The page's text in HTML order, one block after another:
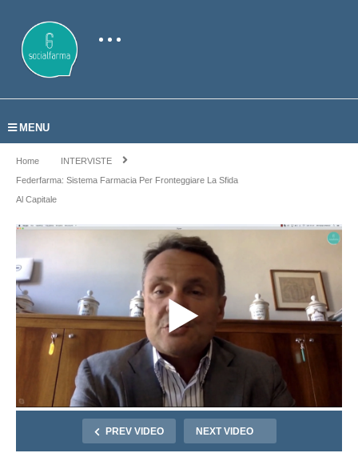
MENU
Home
INTERVISTE
Federfarma: Sistema Farmacia Per Fronteggiare La Sfida
Al Capitale
PREV VIDEO NEXT VIDEO